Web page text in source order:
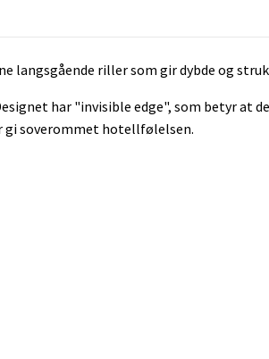
langsgående riller som gir dybde og
har "invisible edge", som betyr at
gi soverommet hotellfølelsen.